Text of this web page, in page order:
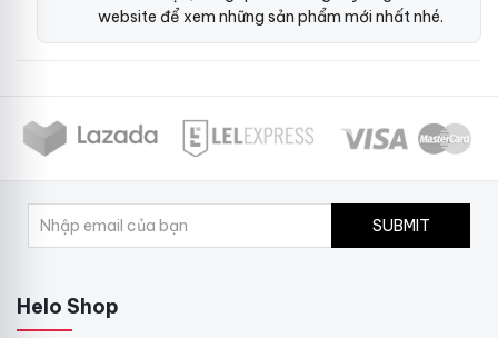
website để xem những sản phẩm mới nhất nhé.
SUBMIT
Helo Shop